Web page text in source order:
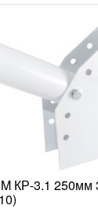
КР-3.1 250мм